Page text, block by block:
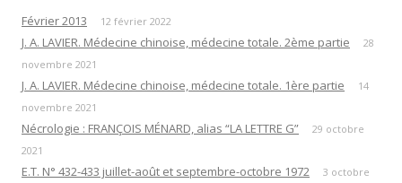
Février 2013 12 février 2022
J. A. LAVIER. Médecine chinoise, médecine totale. 2ème partie
28
novembre 2021
J. A. LAVIER. Médecine chinoise, médecine totale. 1ère partie
14
novembre 2021
Nécrologie : FRANÇOIS MÉNARD, alias “LA LETTRE G”
29 octobre
2021
E.T. N° 432-433 juillet-août et septembre-octobre 1972
3 octobre